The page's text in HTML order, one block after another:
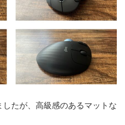
たが、高級感のあるマットな